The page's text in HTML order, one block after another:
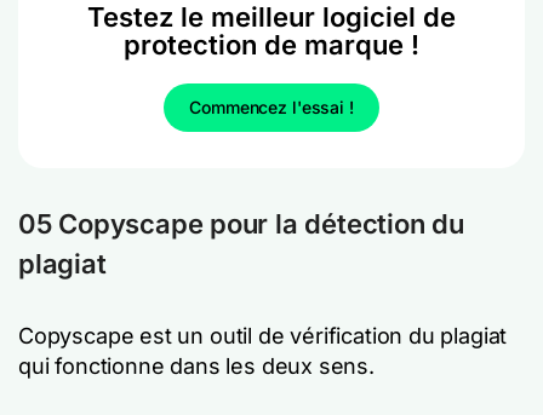
Testez le meilleur logiciel de
protection de marque !
Commencez l'essai !
05 Copyscape pour la détection du
plagiat
Copyscape est un outil de vérification du plagiat
qui fonctionne dans les deux sens.